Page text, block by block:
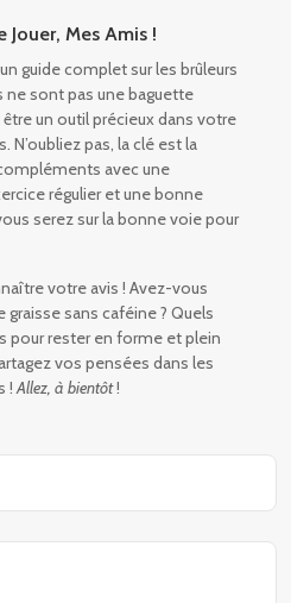
Jouer, Mes Amis !
guide complet sur les brûleurs
ne sont pas une baguette
un outil précieux dans votre
N’oubliez pas, la clé est la
avec une
régulier et une bonne
serez sur la bonne voie pour
votre avis ! Avez-vous
graisse sans caféine ? Quels
pour rester en forme et plein
vos pensées dans les
! Allez, à bientôt!